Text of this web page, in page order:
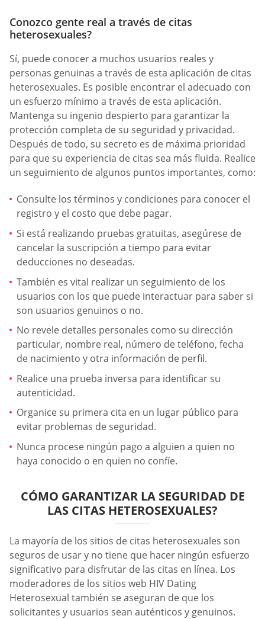
Conozco gente real a través de citas
heterosexuales?
Sí, puede conocer a muchos usuarios reales y
personas genuinas a través de esta aplicación de citas
heterosexuales. Es posible encontrar el adecuado con
un esfuerzo mínimo a través de esta aplicación.
Mantenga su ingenio despierto para garantizar la
protección completa de su seguridad y privacidad.
Después de todo, su secreto es de máxima prioridad
para que su experiencia de citas sea más fluida. Realice
un seguimiento de algunos puntos importantes, como:
Consulte los términos y condiciones para conocer el
registro y el costo que debe pagar.
Si está realizando pruebas gratuitas, asegúrese de
cancelar la suscripción a tiempo para evitar
deducciones no deseadas.
También es vital realizar un seguimiento de los
usuarios con los que puede interactuar para saber si
son usuarios genuinos o no.
No revele detalles personales como su dirección
particular, nombre real, número de teléfono, fecha
de nacimiento y otra información de perfil.
Realice una prueba inversa para identificar su
autenticidad.
Organice su primera cita en un lugar público para
evitar problemas de seguridad.
Nunca procese ningún pago a alguien a quien no
haya conocido o en quien no confíe.
CÓMO GARANTIZAR LA SEGURIDAD DE
LAS CITAS HETEROSEXUALES?
La mayoría de los sitios de citas heterosexuales son
seguros de usar y no tiene que hacer ningún esfuerzo
significativo para disfrutar de las citas en línea. Los
moderadores de los sitios web HIV Dating
Heterosexual también se aseguran de que los
solicitantes y usuarios sean auténticos y genuinos.